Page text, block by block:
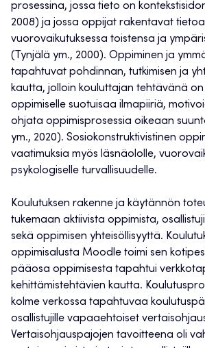
prosessina, jossa tieto on
2008) ja jossa oppijat rakentavat tietoa
vuorovaikutuksessa toistensa ja
(Tynjälä ym., 2000). Oppiminen ja
tapahtuvat pohdinnan, tutkimisen ja
kautta, jolloin kouluttajan tehtävänä
oppimiselle suotuisaa ilmapiiriä,
ohjata oppimisprosessia oikeaan
ym., 2020). Sosiokonstruktivistinen
vaatimuksia myös läsnäololle,
psykologiselle turvallisuudelle.
Koulutuksen rakenne ja käytännön
tukemaan aktiivista oppimista,
sekä oppimisen yhteisöllisyyttä.
oppimisalusta Moodle toimi sen
pääosa oppimisesta tapahtui
kehittämistehtävien kautta.
kolme verkossa tapahtuvaa
osallistujille vapaaehtoiset
Vertaisohjauspajojen tavoitteena oli